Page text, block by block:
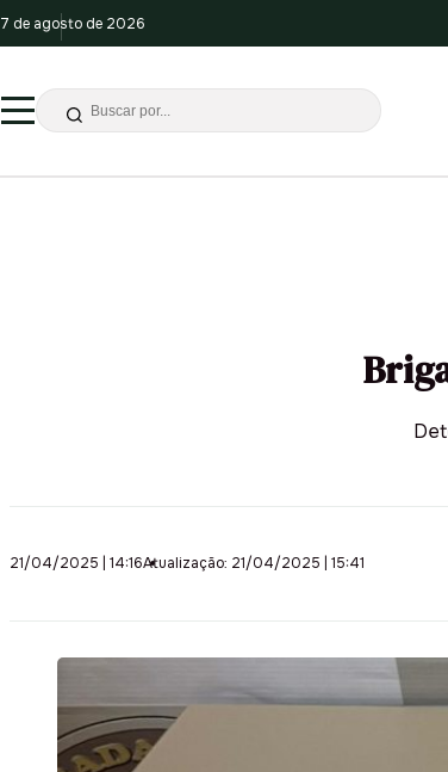
7 de agosto de 2026
21/04/2025 | 14:16Atualização: 21/04/2025 | 15:41